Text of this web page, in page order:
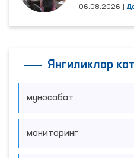
06.08.2026
Янгиликлар
муносабат
мониторинг